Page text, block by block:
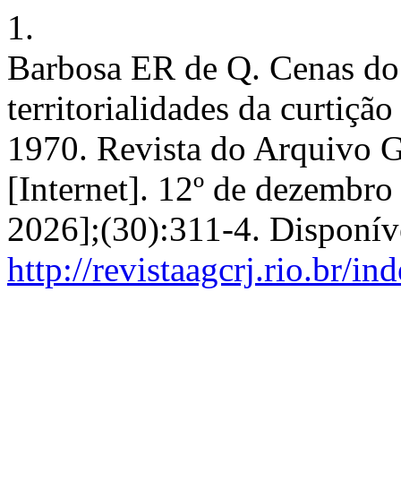
1.
Barbosa ER de Q. Cenas
territorialidades da
1970. Revista do Arquivo
[Internet]. 12º de
2026];(30):311-4.
http://revistaagcrj.rio.br/